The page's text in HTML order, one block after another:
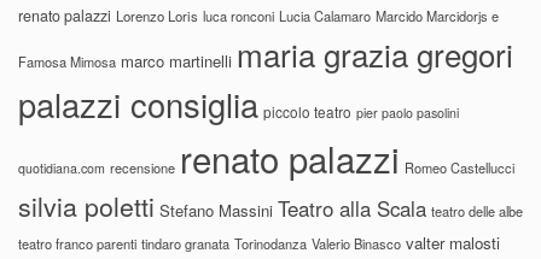
renato palazzi Lorenzo Loris luca ronconi Lucia Calamaro Marcido Marcidorjs e
Famosa Mimosa marco martinelli maria grazia gregori
palazzi consiglia piccolo teatro pier paolo pasolini
quotidiana.com recensione renato palazzi Romeo Castellucci
silvia poletti Stefano Massini Teatro alla Scala teatro delle albe
teatro franco parenti tindaro granata Torinodanza Valerio Binasco valter malosti